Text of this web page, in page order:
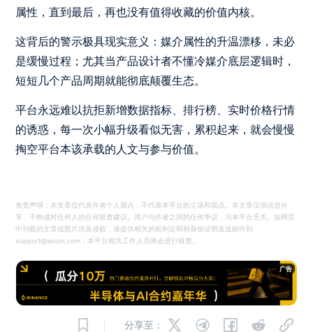
属性，直到最后，再也没有值得收藏的价值内核。
这背后的警示极具现实意义：媒介属性的升温漂移，未必
是缓慢过程；尤其当产品设计者不懂冷媒介底层逻辑时，
短短几个产品周期就能彻底颠覆生态。
平台永远难以抗拒新增数据指标、排行榜、实时价格行情
的诱惑，每一次小幅升级看似无害，累积起来，就会慢慢
掏空平台本该承载的人文与参与价值。
免责声明：本文章仅代表作者个人观点，不代表本平台的立场和观点。本文章仅供信息分
享，不构成对任何人的任何投资建议。用户与作者之间的任何争议，与本平台无关。如网页
中刊载的文章或图片涉及侵权，请提供相关的权利证明和身份证明发送邮件到
support@aicoin.com，本平台相关工作人员将会进行核查。
广告
分享至：